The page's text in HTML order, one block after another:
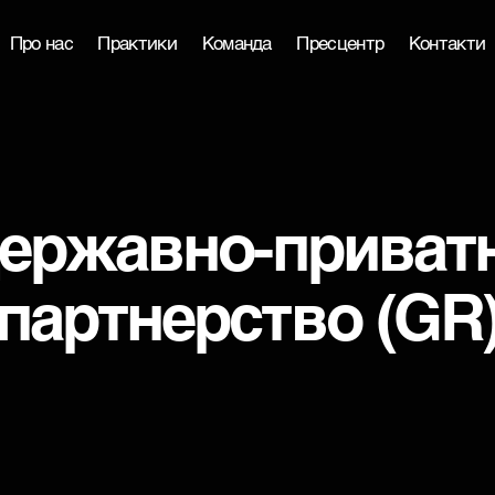
Про нас Практики Команда Пресцентр Контакти